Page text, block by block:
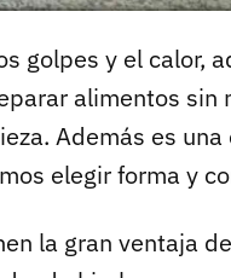
golpes y el calor,
alimentos sin
Además es
elegir forma y
la gran ventaja